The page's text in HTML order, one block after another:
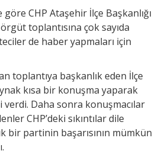
CHP Ataşehir İlçe Başkanlığı
toplantısına çok sayıda
de haber yapmaları için
toplantıya başkanlık eden İlçe
kısa bir konuşma yaparak
verdi. Daha sonra konuşmacılar
CHP’deki sıkıntılar dile
partinin başarısının mümkün